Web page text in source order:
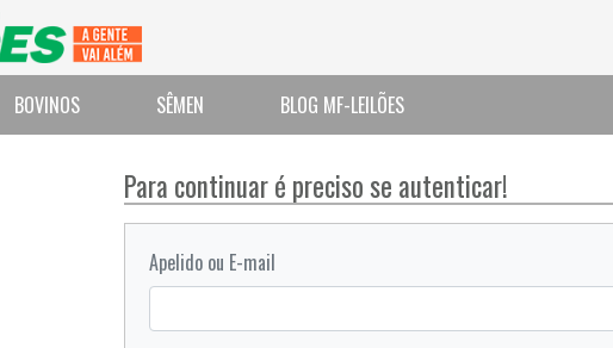
BOVINOS SÊMEN BLOG MF-LEILÕES
Para continuar é preciso se autenticar!
Apelido ou E-mail